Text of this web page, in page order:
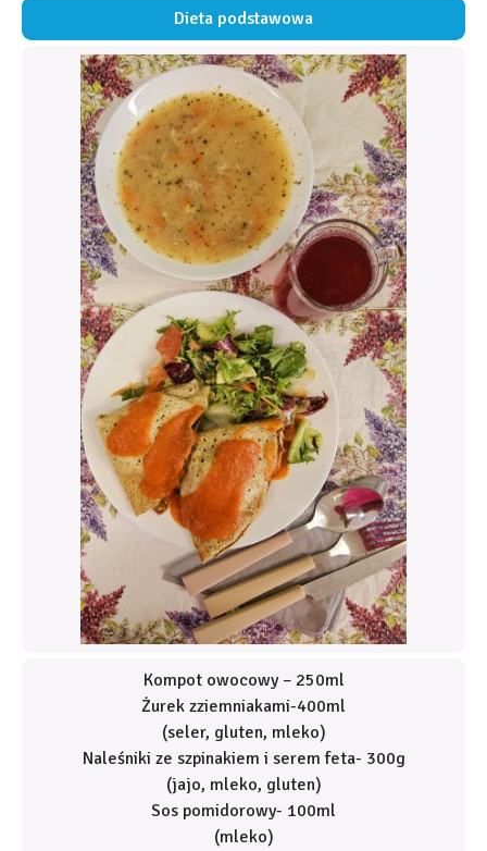
Dieta podstawowa
Kompot owocowy – 250ml
Żurek zziemniakami-400ml
(seler, gluten, mleko)
Naleśniki ze szpinakiem i serem feta- 300g
(jajo, mleko, gluten)
Sos pomidorowy- 100ml
(mleko)